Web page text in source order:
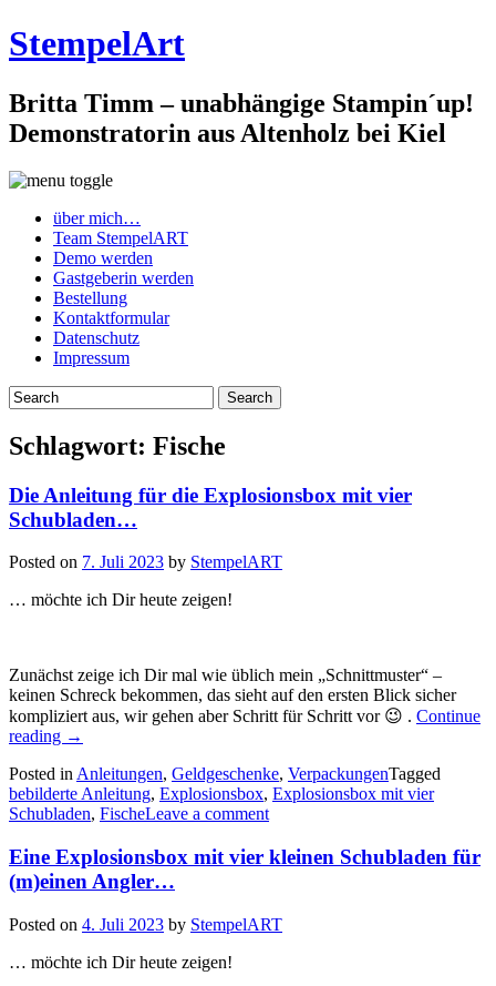
StempelArt
Britta Timm – unabhängige Stampin´up!
Demonstratorin aus Altenholz bei Kiel
über mich…
Team StempelART
Demo werden
Gastgeberin werden
Bestellung
Kontaktformular
Datenschutz
Impressum
Schlagwort: Fische
Die Anleitung für die Explosionsbox mit vier
Schubladen…
Posted on 7. Juli 2023 by StempelART
… möchte ich Dir heute zeigen!
Zunächst zeige ich Dir mal wie üblich mein „Schnittmuster“ –
keinen Schreck bekommen, das sieht auf den ersten Blick sicher
kompliziert aus, wir gehen aber Schritt für Schritt vor 😉 . Continue
reading „Die
für
die
Explosionsbox
vier
Schubladen…“
→
Posted in Anleitungen, Geldgeschenke, VerpackungenTagged
bebilderte Anleitung, Explosionsbox, Explosionsbox mit vier
Schubladen, FischeLeave a comment
Eine Explosionsbox mit vier kleinen Schubladen für
(m)einen Angler…
Posted on 4. Juli 2023 by StempelART
… möchte ich Dir heute zeigen!